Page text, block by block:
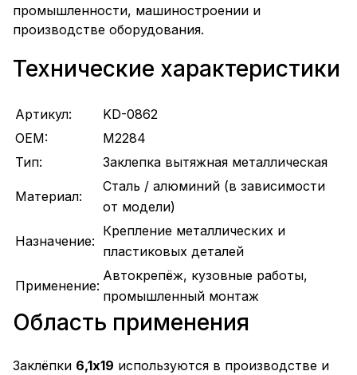
промышленности, машиностроении и
производстве оборудования.
Технические характеристики
Артикул:
KD-0862
OEM:
M2284
Тип:
Заклепка вытяжная металлическая
Материал:
Сталь / алюминий (в зависимости
от модели)
Назначение:
Крепление металлических и
пластиковых деталей
Применение:
Автокрепёж, кузовные работы,
промышленный монтаж
Область применения
Заклёпки 6,1х19 используются в производстве и